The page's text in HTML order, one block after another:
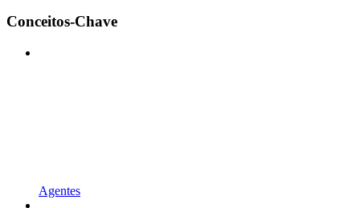
Conceitos-Chave
Agentes